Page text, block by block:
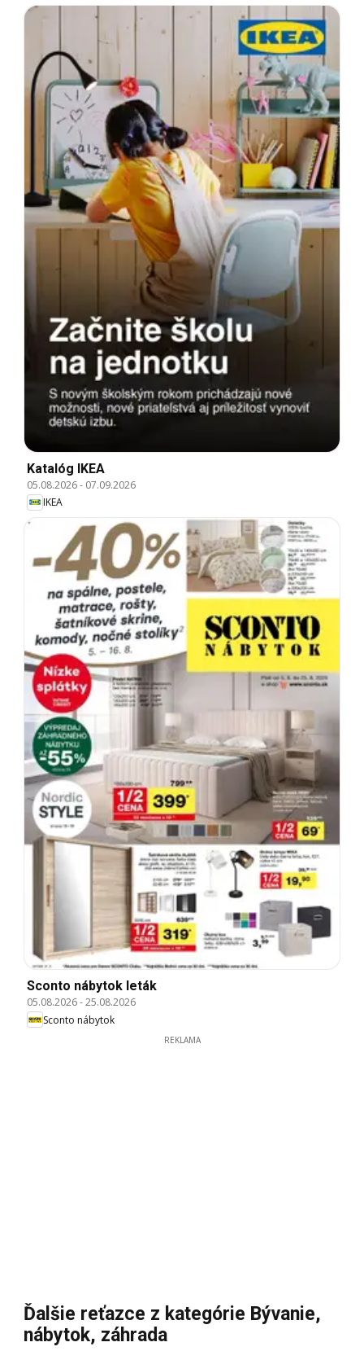
Katalóg IKEA
05.08.2026- 07.09.2026
IKEA
Sconto nábytok leták
05.08.2026-25.08.2026
Sconto nábytok
REKLAMA
Ďalšie reťazce z kategórie Bývanie,
nábytok, záhrada